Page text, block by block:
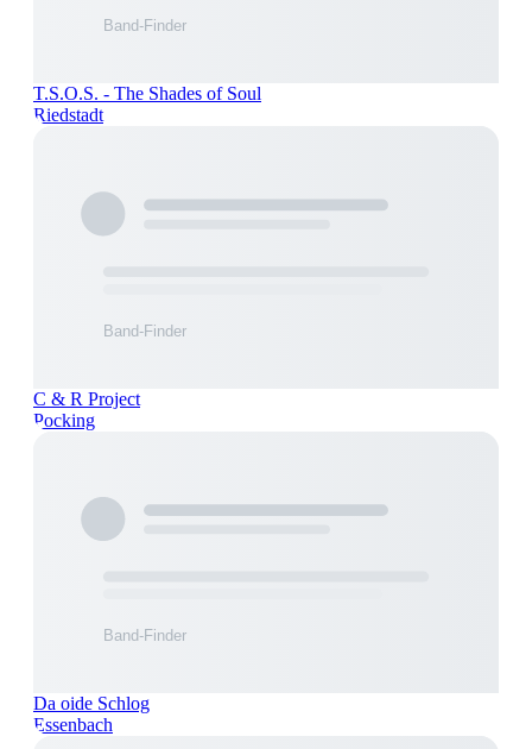
T.S.O.S. - The Shades of Soul
Riedstadt
C & R Project
Pocking
Da oide Schlog
Essenbach